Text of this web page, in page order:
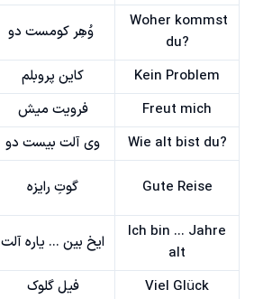
Woher kommst
du?
وُهِر کومست دو
Kein Problem کاین پروبلم
Freut mich
فرویت میش
Wie alt bist du?
وی آلت بیست دو
Gute Reise گوتِ رایزه
Ich bin ... Jahre
alt
ایخ بین ... یاره آلت
Viel Glück فیل گلوک